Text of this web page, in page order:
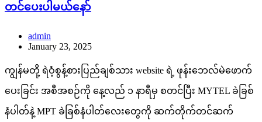
တင်ပေးပါမယ်နော်
admin
January 23, 2025
ကျွန်မတို့ ရဲဝံ့စွန့်စားပြည်ချစ်သား website ရဲ့ ဖုန်းဘေလ်မဲဖောက်
ပေးခြင်း အစီအစဉ်ကို နေ့လည် ၁ နာရီမှ စတင်ပြီး MYTEL ခဲခြစ်
နံပါတ်နဲ့ MPT ခဲခြစ်နံပါတ်လေးတွေကို ဆက်တိုက်တင်ဆက်